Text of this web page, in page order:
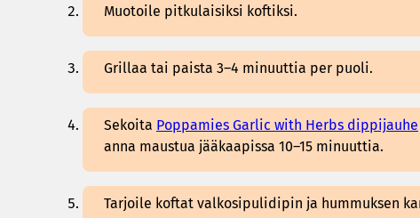
Muotoile pitkulaisiksi koftiksi.
Grillaa tai paista 3–4 minuuttia per puoli.
Sekoita Poppamies Garlic with Herbs dippijauhe
anna maustua jääkaapissa 10–15 minuuttia.
Tarjoile koftat valkosipulidipin ja hummuksen